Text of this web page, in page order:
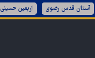
آستان قدس رضوی اربعین حسینی